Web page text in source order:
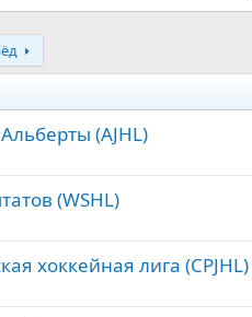
(АJHL)
(WSHL)
хоккейная лига (CPJHL)